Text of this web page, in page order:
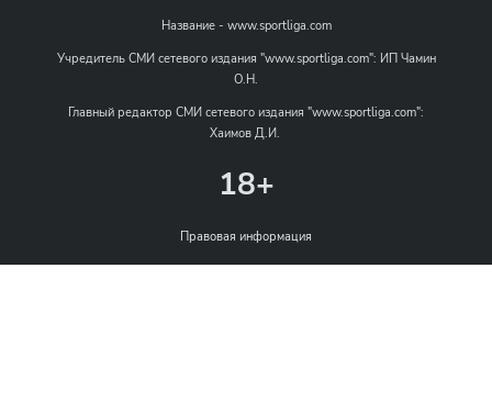
Название - www.sportliga.com
Учредитель СМИ сетевого издания "www.sportliga.com": ИП Чамин
О.Н.
Главный редактор СМИ сетевого издания "www.sportliga.com":
Хаимов Д.И.
18+
Правовая информация